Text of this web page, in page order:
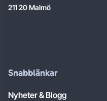
211 20 Malmö
Snabblänkar
Nyheter & Blogg